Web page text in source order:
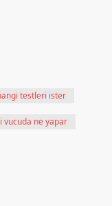
testleri ister
vucuda ne yapar